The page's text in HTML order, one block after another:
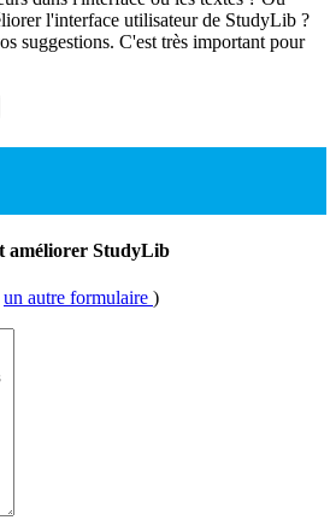
l'interface utilisateur de StudyLib ?
suggestions. C'est très important pour
améliorer StudyLib
un autre formulaire )